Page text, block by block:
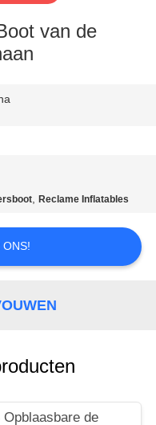
van de
,Reclame Inflatables
ONS!
Opblaasbare de